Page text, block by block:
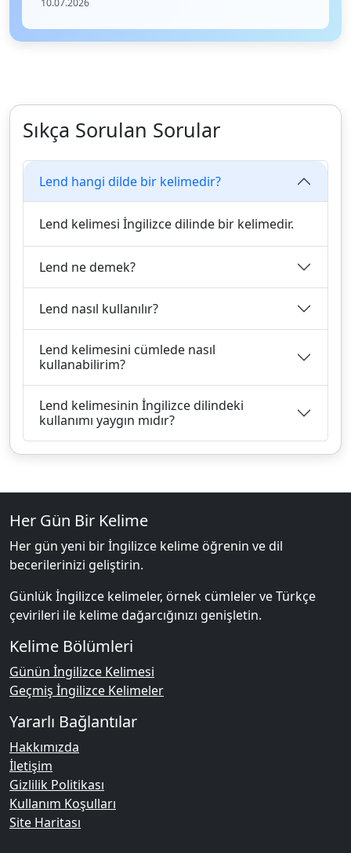
10.07.2026
Sıkça Sorulan Sorular
Lend hangi dilde bir kelimedir?
Lend kelimesi İngilizce dilinde bir kelimedir.
Lend ne demek?
Lend nasıl kullanılır?
Lend kelimesini cümlede nasıl
kullanabilirim?
Lend kelimesinin İngilizce dilindeki
kullanımı yaygın mıdır?
Her Gün Bir Kelime
Her gün yeni bir İngilizce kelime öğrenin ve dil
becerilerinizi geliştirin.
Günlük İngilizce kelimeler, örnek cümleler ve Türkçe
çevirileri ile kelime dağarcığınızı genişletin.
Kelime Bölümleri
Günün İngilizce Kelimesi
Geçmiş İngilizce Kelimeler
Yararlı Bağlantılar
Hakkımızda
İletişim
Gizlilik Politikası
Kullanım Koşulları
Site Haritası